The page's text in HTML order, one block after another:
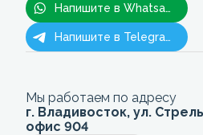
Напишите в Whatsapp
Напишите в Telegram
Мы работаем по адресу
г. Владивосток, ул.
офис 904